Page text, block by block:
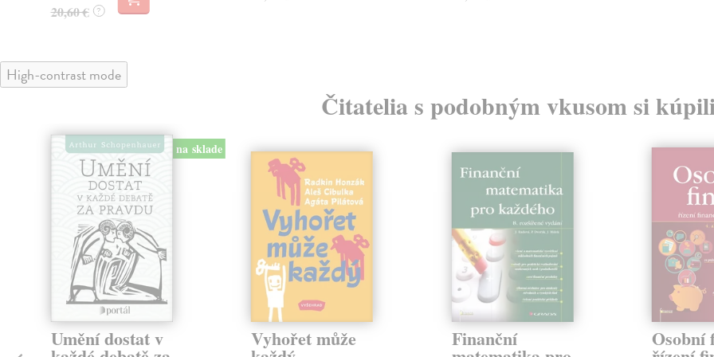
20,60 € ?
High-contrast mode
Čitatelia s podobným vkusom si
na sklade
Umění dostat v Vyhořet může Finanční Osobní